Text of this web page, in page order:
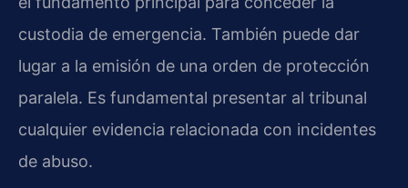
custodia de emergencia. También puede dar
lugar a la emisión de una orden de protección
paralela. Es fundamental presentar al tribunal
cualquier evidencia relacionada con incidentes
de abuso.